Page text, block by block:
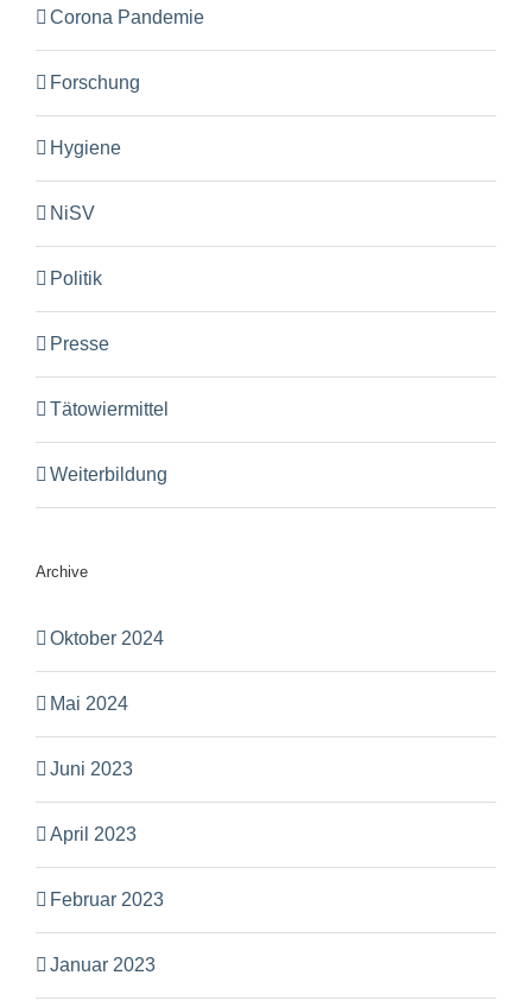
Corona Pandemie
Forschung
Hygiene
NiSV
Politik
Presse
Tätowiermittel
Weiterbildung
Archive
Oktober 2024
Mai 2024
Juni 2023
April 2023
Februar 2023
Januar 2023